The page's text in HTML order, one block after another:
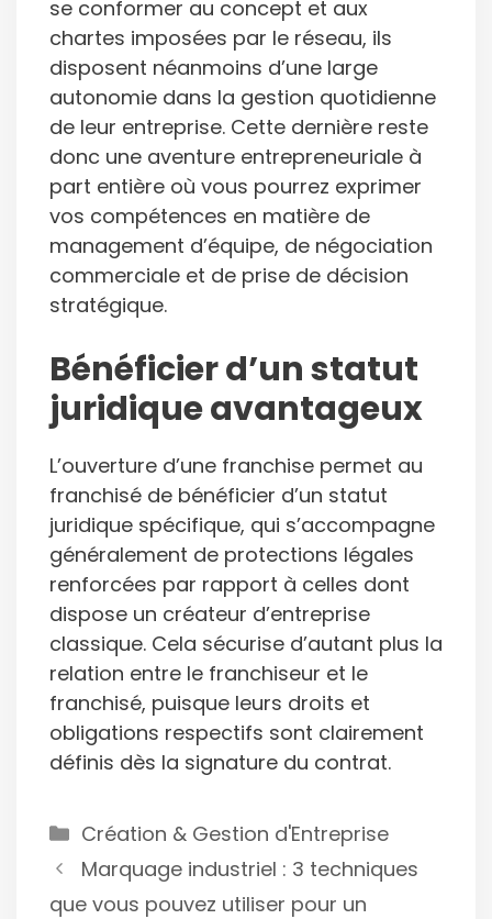
se conformer au concept et aux
chartes imposées par le réseau, ils
disposent néanmoins d’une large
autonomie dans la gestion quotidienne
de leur entreprise. Cette dernière reste
donc une aventure entrepreneuriale à
part entière où vous pourrez exprimer
vos compétences en matière de
management d’équipe, de négociation
commerciale et de prise de décision
stratégique.
Bénéficier d’un statut
juridique avantageux
L’ouverture d’une franchise permet au
franchisé de bénéficier d’un statut
juridique spécifique, qui s’accompagne
généralement de protections légales
renforcées par rapport à celles dont
dispose un créateur d’entreprise
classique. Cela sécurise d’autant plus la
relation entre le franchiseur et le
franchisé, puisque leurs droits et
obligations respectifs sont clairement
définis dès la signature du contrat.
Catégories
Création & Gestion d'Entreprise
Marquage industriel : 3 techniques
que vous pouvez utiliser pour un